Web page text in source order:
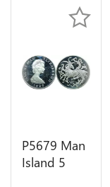
P5679 Man
Island 5